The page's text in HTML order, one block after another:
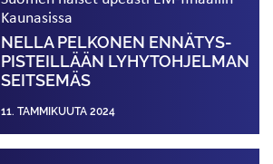
Kaunasissa
NELLA PELKONEN ENNÄTYS­­
PISTEILLÄÄN LYHYT­OHJELMAN
SEITSEMÄS
11. TAMMIKUUTA 2024